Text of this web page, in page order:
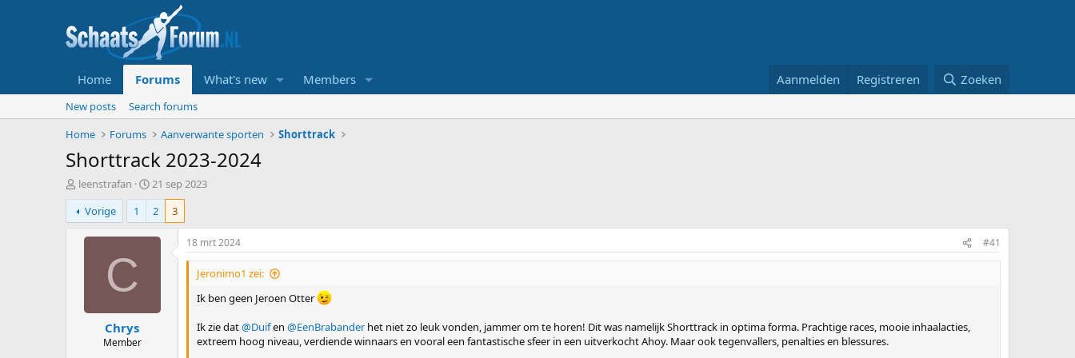
Home Forums What's new Members Aanmelden Registreren Zoeken
New posts
Search forums
Home
Forums Aanverwante sporten Shorttrack
Shorttrack 2023-2024
T
o
p
i
leenstrafan
S
t
a
r
t
m
21 sep 2023
Vorige
1 2 3
C
Chrys
Member
18 mrt 2024 #41
Jeronimo1 zei:
Ik ben geen Jeroen Otter
Ik zie dat@Duifen @EenBrabander het niet zo leuk vonden, jammer om te horen! Dit was namelijk Shorttrack in optima forma. Prachtige races, mooie inhaalacties,
extreem hoog niveau, verdiende winnaars en vooral een fantastische sfeer in een uitverkocht Ahoy. Maar ook tegenvallers, penalties en blessures.